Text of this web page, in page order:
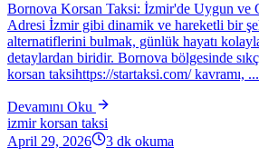
Bornova Korsan Taksi: İzmir'de Uygun ve
Adresi İzmir gibi dinamik ve hareketli bir
alternatiflerini bulmak, günlük hayatı
detaylardan biridir. Bornova bölgesinde
korsan taksihttps://startaksi.com/ kavramı, ...
Devamını Oku
izmir korsan taksi
April 29, 2026
3 dk okuma